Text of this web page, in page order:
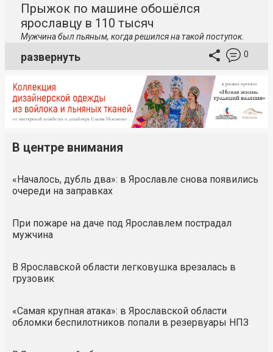
Прыжок по машине обошёлся
ярославцу в 110 тысяч
Мужчина был пьяным, когда решился на такой поступок.
развернуть 0
В центре внимания
«Началось, дубль два»: в Ярославле снова появились
очереди на заправках
При пожаре на даче под Ярославлем пострадал
мужчина
В Ярославской области легковушка врезалась в
грузовик
«Самая крупная атака»: в Ярославской области
обломки беспилотников попали в резервуары НПЗ